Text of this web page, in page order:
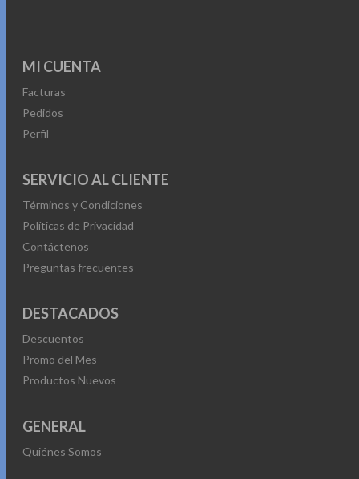
MI CUENTA
Facturas
Pedidos
Perfil
SERVICIO AL CLIENTE
Términos y Condiciones
Políticas de Privacidad
Contáctenos
Preguntas frecuentes
DESTACADOS
Descuentos
Promo del Mes
Productos Nuevos
GENERAL
Quiénes Somos